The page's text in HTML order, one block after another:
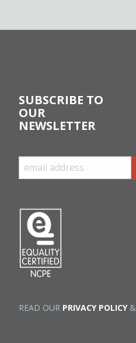
SUBSCRIBE TO
OUR
NEWSLETTER
READ OUR PRIVACY POLICY&